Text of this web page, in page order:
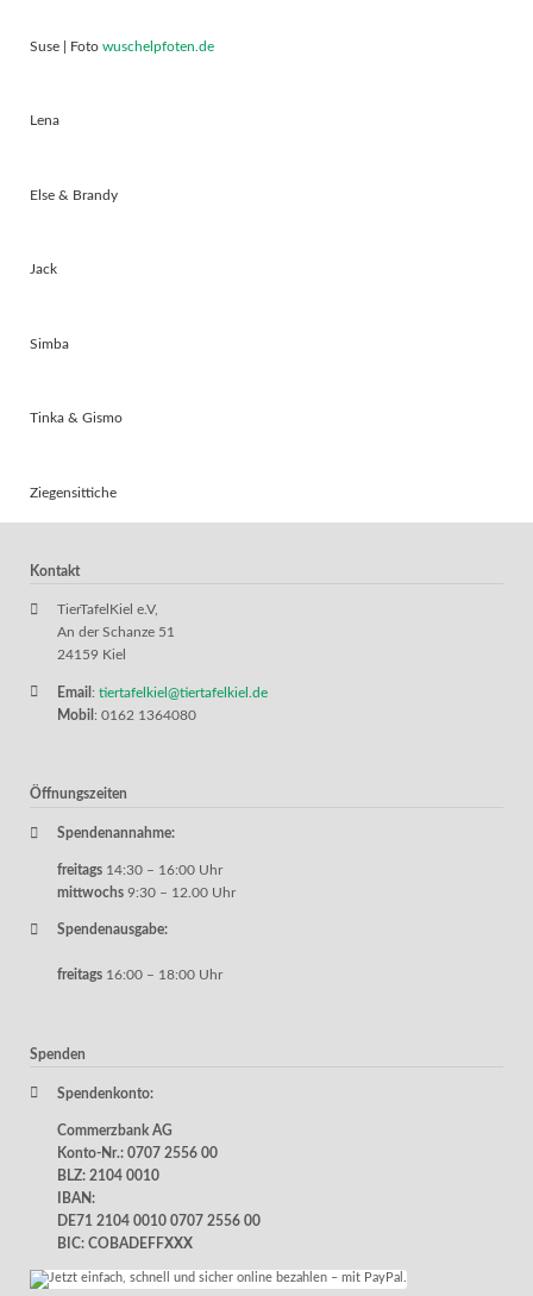
Suse | Foto wuschelpfoten.de
Lena
Else & Brandy
Jack
Simba
Tinka & Gismo
Ziegensittiche
Kontakt
TierTafelKiel e.V,
An der Schanze 51
24159 Kiel
Email : tiertafelkiel@tiertafelkiel.de
Mobil : 0162 1364080
Öffnungszeiten
Spendenannahme:
freitags 14:30 – 16:00 Uhr
mittwochs 9:30 – 12.00 Uhr
Spendenausgabe:
freitags 16:00 – 18:00 Uhr
Spenden
Spendenkonto:
Commerzbank AG
Konto-Nr.: 0707 2556 00
BLZ: 2104 0010
IBAN:
DE71 2104 0010 0707 2556 00
BIC: COBADEFFXXX